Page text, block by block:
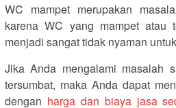
WC mampet merupakan
karena WC yang mampet atau
menjadi sangat tidak nyaman
Jika Anda mengalami masalah
tersumbat, maka Anda dapat
dengan harga dan biaya jasa